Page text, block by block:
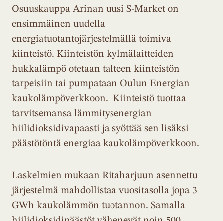
Osuuskauppa Arinan uusi S-Market on
ensimmäinen uudella
energiatuotantojärjestelmällä toimiva
kiinteistö. Kiinteistön kylmälaitteiden
hukkalämpö otetaan talteen kiinteistön
tarpeisiin tai pumpataan Oulun Energian
kaukolämpöverkkoon. Kiinteistö tuottaa
tarvitsemansa lämmitysenergian
hiilidioksidivapaasti ja syöttää sen lisäksi
päästötöntä energiaa kaukolämpöverkkoon.
Laskelmien mukaan Ritaharjuun asennettu
järjestelmä mahdollistaa vuositasolla jopa 3
GWh kaukolämmön tuotannon. Samalla